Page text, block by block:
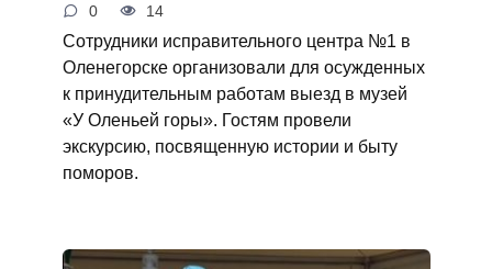
0 14
Сотрудники исправительного центра №1 в
Оленегорске организовали для осужденных
к принудительным работам выезд в музей
«У Оленьей горы». Гостям провели
экскурсию, посвященную истории и быту
поморов.